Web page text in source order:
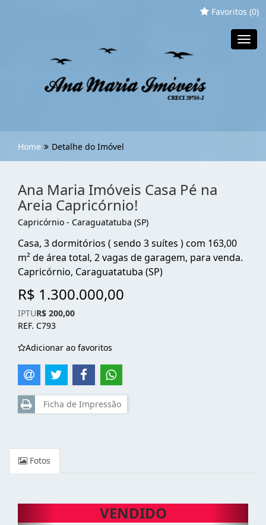
Favoritos (0)
Home Detalhe do Imóvel
Ana Maria Imóveis Casa Pé na
Areia Capricórnio!
Capricórnio - Caraguatatuba (SP)
Casa, 3 dormitórios ( sendo 3 suítes ) com 163,00
m² de área total, 2 vagas de garagem, para venda.
Capricórnio, Caraguatatuba (SP)
R$ 1.300.000,00
IPTUR$ 200,00
REF. C793
Adicionar ao favoritos
Ficha de Impressão
Fotos